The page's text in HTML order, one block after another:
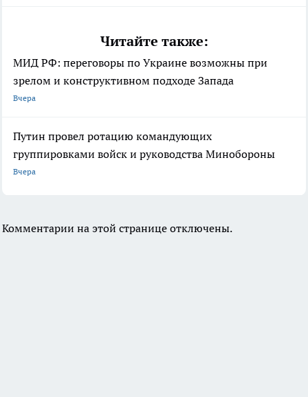
Читайте также:
МИД РФ: переговоры по Украине возможны при
зрелом и конструктивном подходе Запада
Вчера
Путин провел ротацию командующих
группировками войск и руководства Минобороны
Вчера
Комментарии на этой странице отключены.